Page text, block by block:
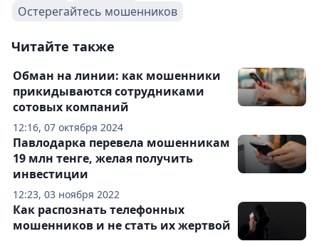
Остерегайтесь мошенников
Читайте также
12:16, 07 октября 2024
Обман на линии: как мошенники
прикидываются сотрудниками
сотовых компаний
12:23, 03 ноября 2022
Павлодарка перевела мошенникам
19 млн тенге, желая получить
инвестиции
Как распознать телефонных
мошенников и не стать их жертвой